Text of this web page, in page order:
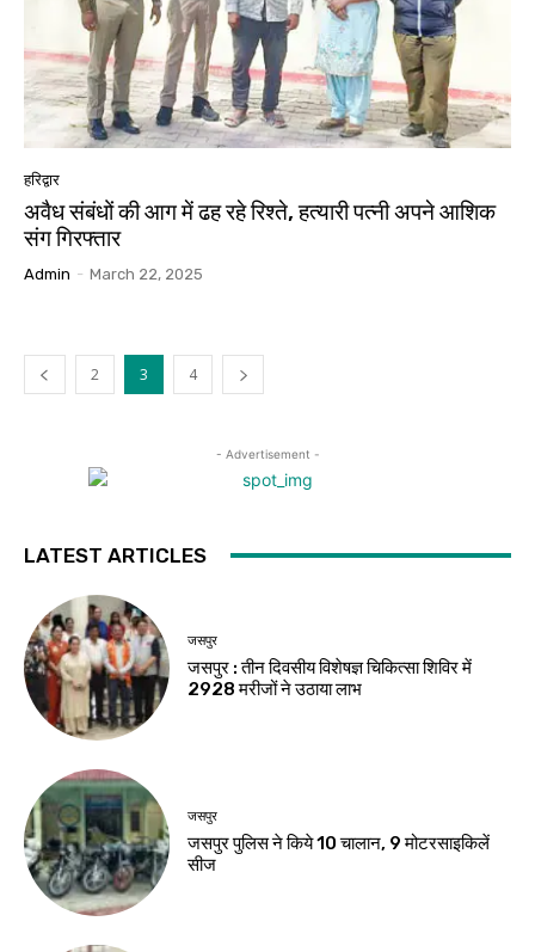
हरिद्वार
अवैध संबंधों की आग में ढह रहे रिश्ते, हत्यारी पत्नी अपने आशिक
संग गिरफ्तार
Admin - March 22, 2025
2 3 4
- Advertisement -
LATEST ARTICLES
जसपुर
जसपुर : तीन दिवसीय विशेषज्ञ चिकित्सा शिविर में
2928 मरीजों ने उठाया लाभ
जसपुर
जसपुर पुलिस ने किये 10 चालान, 9 मोटरसाइकिलें
सीज